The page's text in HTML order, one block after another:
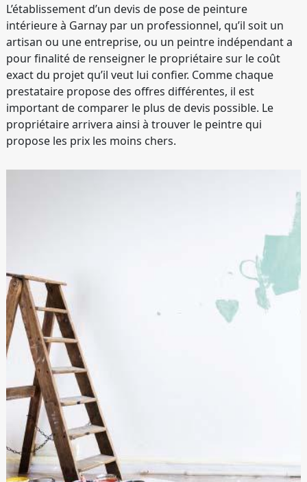
L’établissement d’un devis de pose de peinture
intérieure à Garnay par un professionnel, qu’il soit un
artisan ou une entreprise, ou un peintre indépendant a
pour finalité de renseigner le propriétaire sur le coût
exact du projet qu’il veut lui confier. Comme chaque
prestataire propose des offres différentes, il est
important de comparer le plus de devis possible. Le
propriétaire arrivera ainsi à trouver le peintre qui
propose les prix les moins chers.